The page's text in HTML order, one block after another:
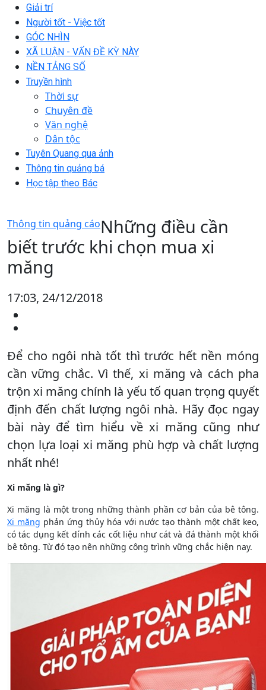
Giải trí
Người tốt - Việc tốt
GÓC NHÌN
XÃ LUẬN - VẤN ĐỀ KỲ NÀY
NỀN TẢNG SỐ
Truyền hình
Thời sự
Chuyên đề
Văn nghệ
Dân tộc
Tuyên Quang qua ảnh
Thông tin quảng bá
Học tập theo Bác
Thông tin quảng cáoNhững điều cần
biết trước khi chọn mua xi
măng
17:03, 24/12/2018
Để cho ngôi nhà tốt thì trước hết nền móng
cần vững chắc. Vì thế, xi măng và cách pha
trộn xi măng chính là yếu tố quan trọng quyết
định đến chất lượng ngôi nhà. Hãy đọc ngay
bài này để tìm hiểu về xi măng cũng như
chọn lựa loại xi măng phù hợp và chất lượng
nhất nhé!
Xi măng là gì?
Xi măng là một trong những thành phần cơ bản của bê tông.
Xi măng phản ứng thủy hóa với nước tạo thành một chất keo,
có tác dụng kết dính các cốt liệu như cát và đá thành một khối
bê tông. Từ đó tạo nên những công trình vững chắc hiện nay.